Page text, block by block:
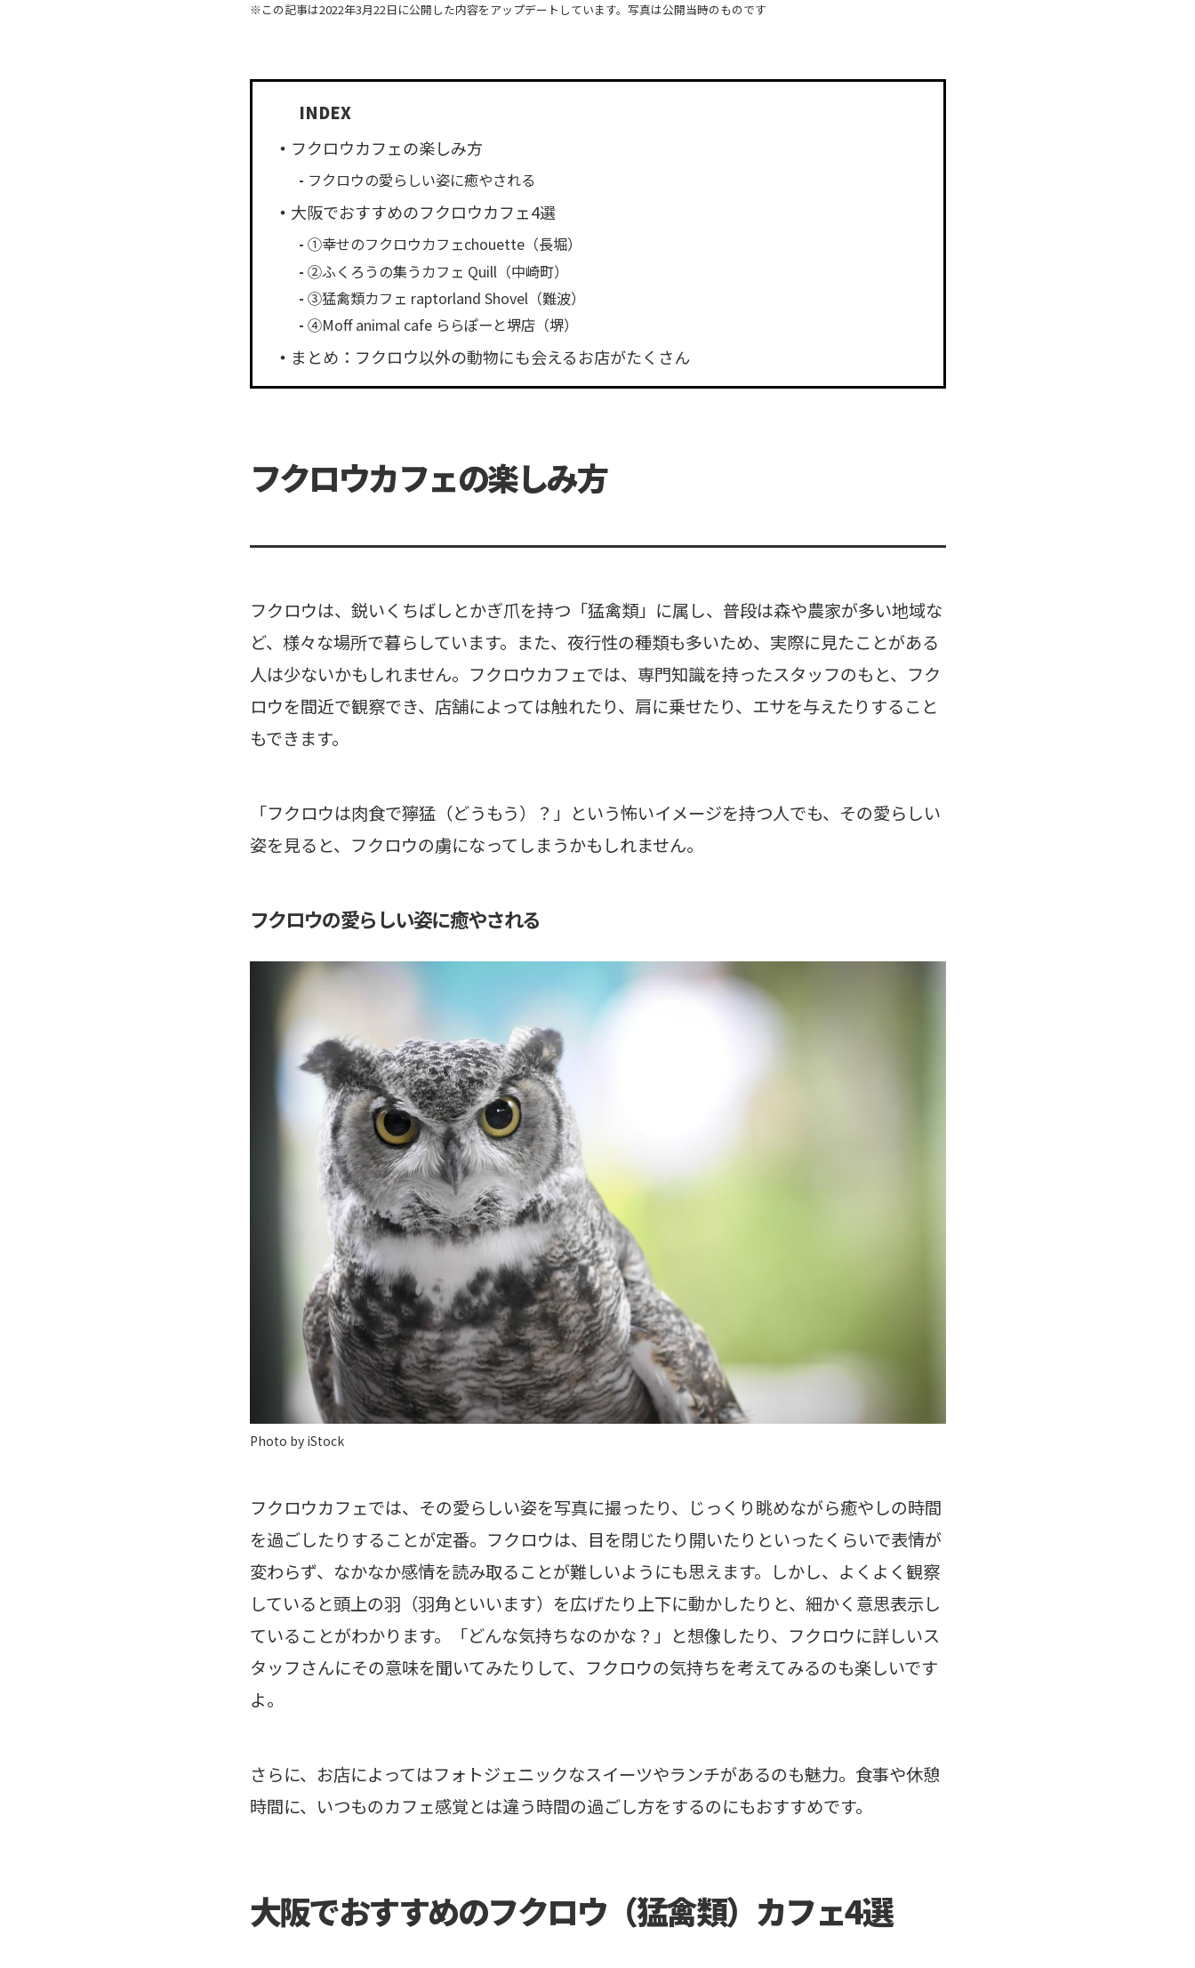
※この記事は2022年3月22日に公開した内容をアップデートしています。写真は公開当時のものです
フクロウカフェの楽しみ方
フクロウの愛らしい姿に癒やされる
大阪でおすすめのフクロウカフェ4選
①幸せのフクロウカフェchouette（長堀）
②ふくろうの集うカフェ Quill（中崎町）
③猛禽類カフェ raptorland Shovel（難波）
④Moff animal cafe ららぽーと堺店（堺）
まとめ：フクロウ以外の動物にも会えるお店がたくさん
フクロウカフェの楽しみ方
フクロウは、鋭いくちばしとかぎ爪を持つ「猛禽類」に属し、普段は森や農家が多い地域な
ど、様々な場所で暮らしています。また、夜行性の種類も多いため、実際に見たことがある
人は少ないかもしれません。フクロウカフェでは、専門知識を持ったスタッフのもと、フク
ロウを間近で観察でき、店舗によっては触れたり、肩に乗せたり、エサを与えたりすること
もできます。
「フクロウは肉食で獰猛（どうもう）？」という怖いイメージを持つ人でも、その愛らしい
姿を見ると、フクロウの虜になってしまうかもしれません。
フクロウの愛らしい姿に癒やされる
Photo by iStock
フクロウカフェでは、その愛らしい姿を写真に撮ったり、じっくり眺めながら癒やしの時間
を過ごしたりすることが定番。フクロウは、目を閉じたり開いたりといったくらいで表情が
変わらず、なかなか感情を読み取ることが難しいようにも思えます。しかし、よくよく観察
していると頭上の羽（羽角といいます）を広げたり上下に動かしたりと、細かく意思表示し
ていることがわかります。「どんな気持ちなのかな？」と想像したり、フクロウに詳しいス
タッフさんにその意味を聞いてみたりして、フクロウの気持ちを考えてみるのも楽しいです
よ。
さらに、お店によってはフォトジェニックなスイーツやランチがあるのも魅力。食事や休憩
時間に、いつものカフェ感覚とは違う時間の過ごし方をするのにもおすすめです。
大阪でおすすめのフクロウ（猛禽類）カフェ4選